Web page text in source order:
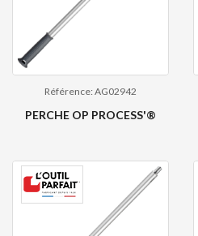
Référence: AG02942
PERCHE OP PROCESS'®